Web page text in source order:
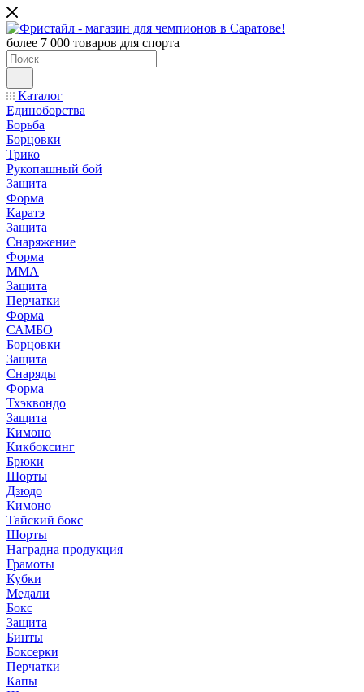
более 7 000 товаров для спорта
Каталог
Единоборства
Борьба
Борцовки
Трико
Рукопашный бой
Защита
Форма
Каратэ
Защита
Снаряжение
Форма
ММА
Защита
Перчатки
Форма
САМБО
Борцовки
Защита
Снаряды
Форма
Тхэквондо
Защита
Кимоно
Кикбоксинг
Брюки
Шорты
Дзюдо
Кимоно
Тайский бокс
Шорты
Наградна продукция
Грамоты
Кубки
Медали
Бокс
Защита
Бинты
Боксерки
Перчатки
Капы